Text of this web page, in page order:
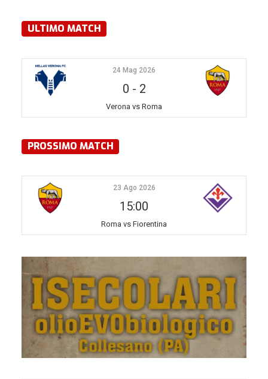
ULTIMO MATCH
24 Mag 2026
0 - 2
Verona vs Roma
PROSSIMO MATCH
23 Ago 2026
15:00
Roma vs Fiorentina